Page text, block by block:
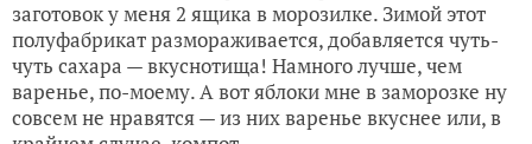
заготовок у меня 2 ящика в морозилке. Зимой этот
полуфабрикат размораживается, добавляется чуть-
чуть сахара — вкуснотища! Намного лучше, чем
варенье, по-моему. А вот яблоки мне в заморозке ну
совсем не нравятся — из них варенье вкуснее или, в